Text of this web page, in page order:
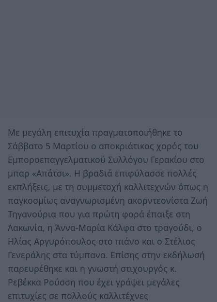
Με μεγάλη επιτυχία πραγματοποιήθηκε το
Σάββατο 5 Μαρτίου ο αποκριάτικος χορός του
Εμποροεπαγγελματικού Συλλόγου Γερακίου στο
μπαρ «Απάτσι». Η βραδιά επιφύλασσε πολλές
εκπλήξεις, με τη συμμετοχή καλλιτεχνών όπως η
παγκοσμίως αναγνωρισμένη ακορντεονίστα Ζωή
Τηγανούρια που για πρώτη φορά έπαιξε στη
Λακωνία, η Άννα-Μαρία Κάλφα στο τραγούδι, ο
Ηλίας Αργυρόπουλος στο πιάνο και ο Στέλιος
Γενεράλης στα τύμπανα. Επίσης στην εκδήλωσή
παρευρέθηκε και η γνωστή στιχουργός κ.
Ρεβέκκα Ρούσση που έχει γράψει μεγάλες
επιτυχίες σε πολλούς καλλιτέχνες